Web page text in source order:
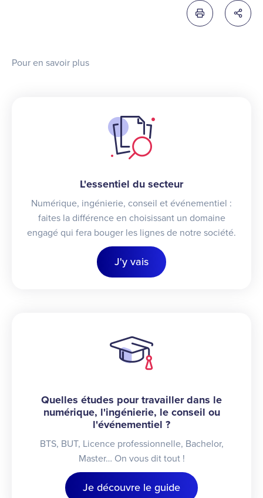
Imprimer cette
Pour en savoir plus
L'essentiel du secteur
Numérique, ingénierie, conseil et événementiel :
faites la différence en choisissant un domaine
engagé qui fera bouger les lignes de notre société.
J'y vais
Quelles études pour travailler dans le
numérique, l'ingénierie, le conseil ou
l'événementiel ?
BTS, BUT, Licence professionnelle, Bachelor,
Master… On vous dit tout !
Je découvre le guide